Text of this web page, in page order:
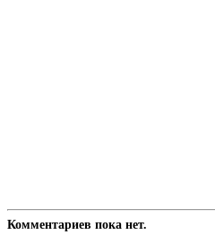
Комментариев пока нет.